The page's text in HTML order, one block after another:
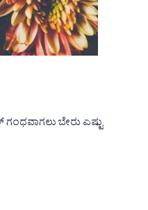
ಬೇರು ಎಷ್ಟು